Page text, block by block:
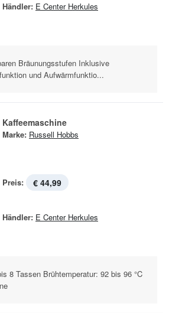
Händler: E Center Herkules
Bräunungsstufen Inklusive
und Aufwärmfunktio...
Kaffeemaschine
Marke: Russell Hobbs
Preis: € 44,99
Händler: E Center Herkules
8 Tassen Brühtemperatur: 92 bis 96 °C